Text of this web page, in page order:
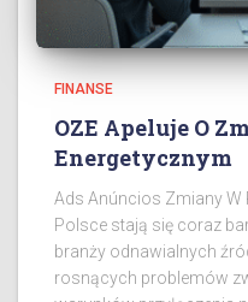
FINANSE
OZE Apeluje O
Energetycznym
Ads Anúncios Zmiany W
Polsce stają się coraz
branży odnawialnych
rosnących problemów